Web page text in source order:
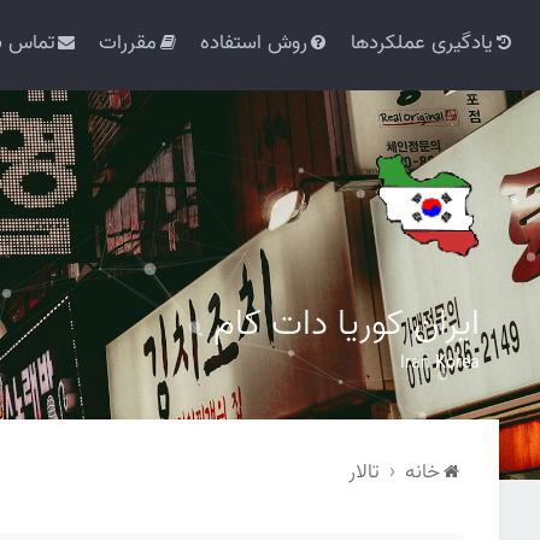
یادگیری عملکردها روش استفاده مقررات تماس
ایران کوریا دات کام
Iran Korea
خانه تالار